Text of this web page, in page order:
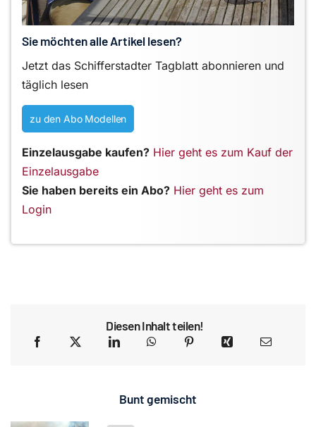
Sie möchten alle Artikel lesen?
Jetzt das Schifferstadter Tagblatt abonnieren und
täglich lesen
zu den Abo Modellen
Einzelausgabe kaufen? Hier geht es zum Kauf der
Einzelausgabe
Sie haben bereits ein Abo? Hier geht es zum
Login
Diesen Inhalt teilen!
Bunt gemischt